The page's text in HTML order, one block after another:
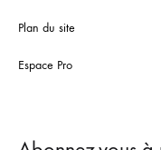
Plan du site
Espace Pro